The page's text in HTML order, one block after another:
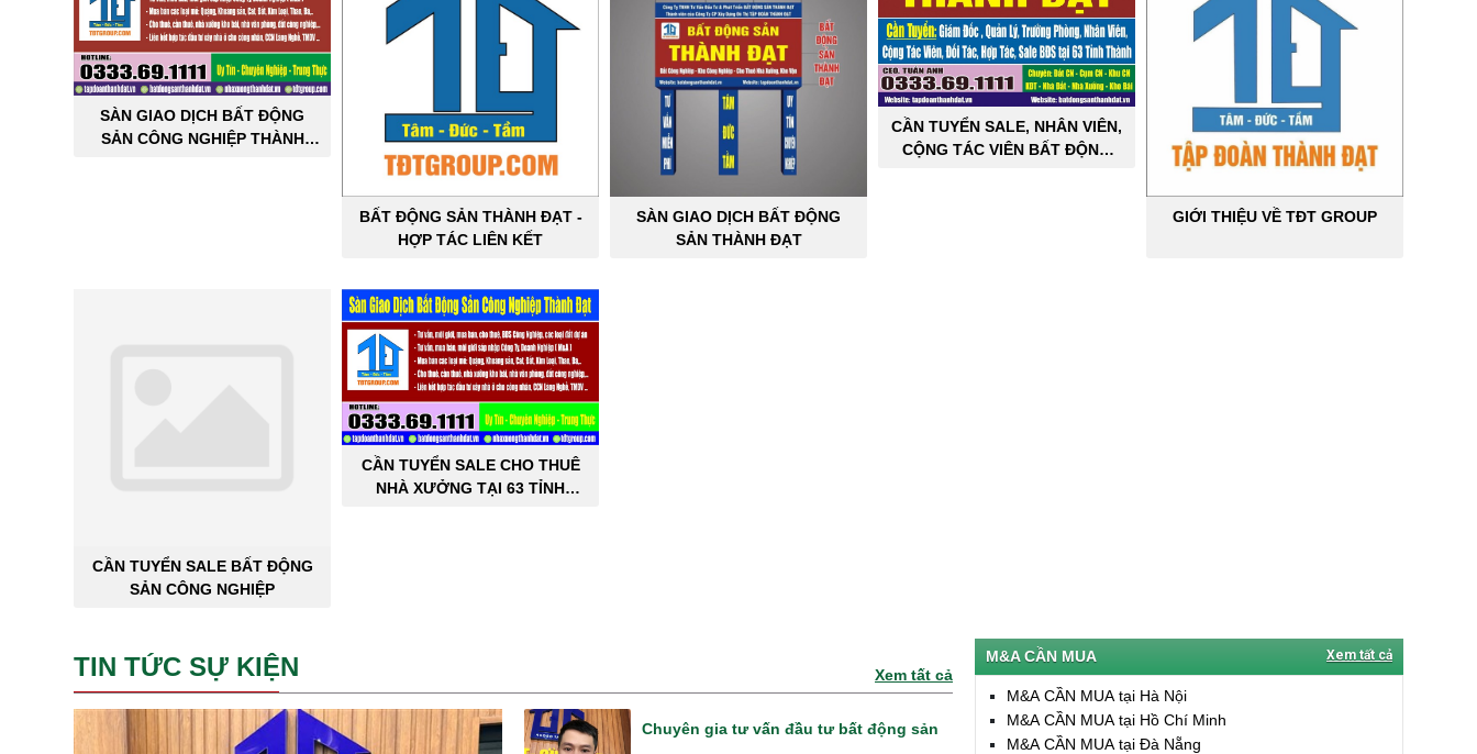
SÀN GIAO DỊCH BẤT ĐỘNG
SẢN CÔNG NGHIỆP THÀNH
BẤT ĐỘNG SẢN THÀNH ĐẠT -
HỢP TÁC LIÊN KẾT
SÀN GIAO DỊCH BẤT ĐỘNG
SẢN THÀNH ĐẠT
CẦN TUYỂN SALE, NHÂN VIÊN,
CỘNG TÁC VIÊN BẤT ĐỘNG
GIỚI THIỆU VỀ TĐT GROUP
CẦN TUYỂN SALE BẤT ĐỘNG
SẢN CÔNG NGHIỆP
CẦN TUYỂN SALE CHO THUÊ
NHÀ XƯỞNG TẠI 63 TỈNH
TIN TỨC SỰ KIỆN Xem tất cả
Chuyên gia tư vấn đầu tư bất động sản
M&A CẦN MUA Xem tất cả
M&A CẦN MUA tại Hà Nội
M&A CẦN MUA tại Hồ Chí Minh
M&A CẦN MUA tại Đà Nẵng